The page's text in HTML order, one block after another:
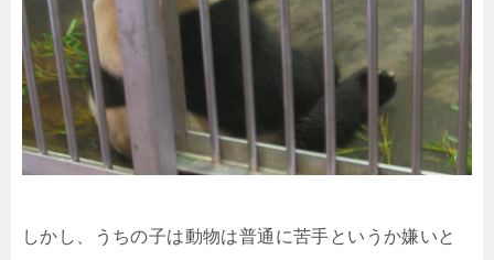
しかし、うちの子は動物は普通に苦手というか嫌いと